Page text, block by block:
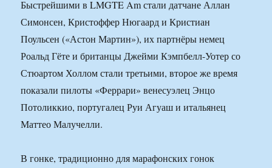
Быстрейшими в LMGTE Am стали датчане Аллан
Симонсен, Кристоффер Нюгаард и Кристиан
Поульсен («Астон Мартин»), их партнёры немец
Роальд Гёте и британцы Джейми Кэмпбелл-Уотер со
Стюартом Холлом стали третьими, второе же время
показали пилоты «Феррари» венесуэлец Энцо
Потоликкио, португалец Руи Агуаш и итальянец
Маттео Малучелли.
В гонке, традиционно для марафонских гонок